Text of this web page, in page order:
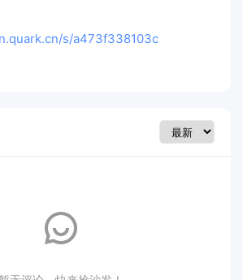
s/a473f338103c